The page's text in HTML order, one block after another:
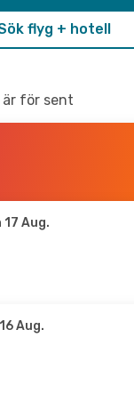
flyg + hotell
är för sent
17 Aug.
Aug.